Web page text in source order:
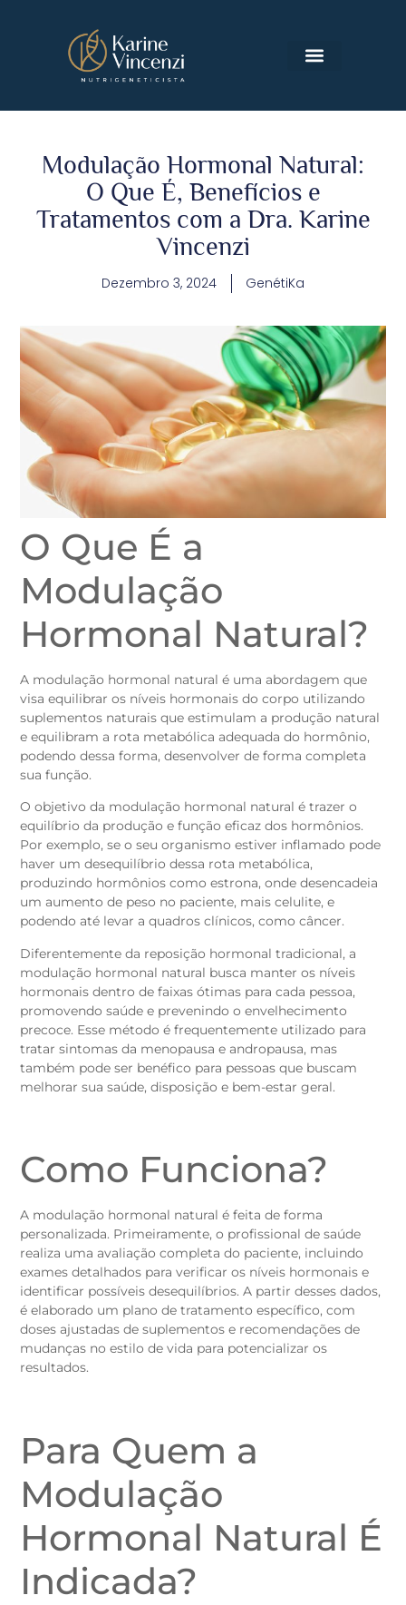
Modulação Hormonal Natural:
O Que É, Benefícios e
Tratamentos com a Dra. Karine
Vincenzi
Dezembro 3, 2024 GenétiKa
O Que É a
Modulação
Hormonal Natural?
A modulação hormonal natural é uma abordagem que
visa equilibrar os níveis hormonais do corpo utilizando
suplementos naturais que estimulam a produção natural
e equilibram a rota metabólica adequada do hormônio,
podendo dessa forma, desenvolver de forma completa
sua função.
O objetivo da modulação hormonal natural é trazer o
equilíbrio da produção e função eficaz dos hormônios.
Por exemplo, se o seu organismo estiver inflamado pode
haver um desequilíbrio dessa rota metabólica,
produzindo hormônios como estrona, onde desencadeia
um aumento de peso no paciente, mais celulite, e
podendo até levar a quadros clínicos, como câncer.
Diferentemente da reposição hormonal tradicional, a
modulação hormonal natural busca manter os níveis
hormonais dentro de faixas ótimas para cada pessoa,
promovendo saúde e prevenindo o envelhecimento
precoce. Esse método é frequentemente utilizado para
tratar sintomas da menopausa e andropausa, mas
também pode ser benéfico para pessoas que buscam
melhorar sua saúde, disposição e bem-estar geral.
Como Funciona?
A modulação hormonal natural é feita de forma
personalizada. Primeiramente, o profissional de saúde
realiza uma avaliação completa do paciente, incluindo
exames detalhados para verificar os níveis hormonais e
identificar possíveis desequilíbrios. A partir desses dados,
é elaborado um plano de tratamento específico, com
doses ajustadas de suplementos e recomendações de
mudanças no estilo de vida para potencializar os
resultados.
Para Quem a
Modulação
Hormonal Natural É
Indicada?